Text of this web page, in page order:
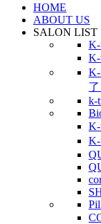
HOME
ABOUT US
SALON LIST
了
k-
K-